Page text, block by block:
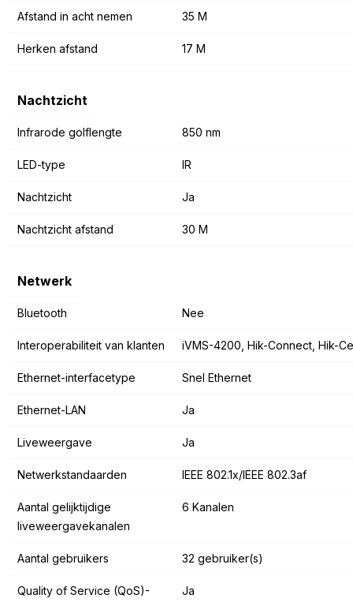
Afstand in acht nemen 35 M
Herken afstand 17 M
Nachtzicht
Infrarode golflengte 850 nm
LED-type IR
Nachtzicht Ja
Nachtzicht afstand 30 M
Netwerk
Bluetooth Nee
Interoperabiliteit van klanten iVMS-4200, Hik-Connect, Hik-
Ethernet-interfacetype Snel Ethernet
Ethernet-LAN Ja
Liveweergave Ja
Netwerkstandaarden IEEE 802.1x/IEEE 802.3af
Aantal gelijktijdige
liveweergavekanalen
6 Kanalen
Aantal gebruikers 32 gebruiker(s)
Quality of Service (QoS)-
Ja